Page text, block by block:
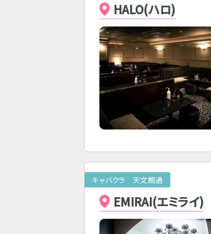
HALO(ハロ)
キャバクラ 天文館通
EMIRAI(エミライ)